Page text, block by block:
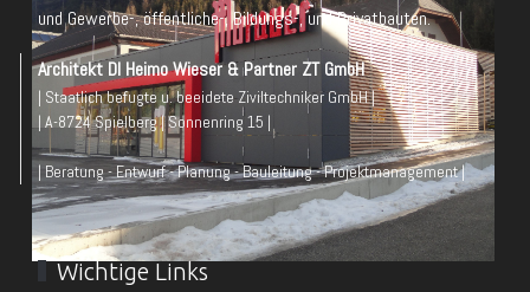
und Gewerbe-, öffentliche-, Bildungs-, und Privatbauten.
Architekt DI Heimo Wieser & Partner ZT GmbH
| Staatlich befugte u. beeidete Ziviltechniker GmbH |
| A-8724 Spielberg | Sonnenring 15 |
| Beratung - Entwurf - Planung - Bauleitung - Projektmanagement |
Wichtige Links